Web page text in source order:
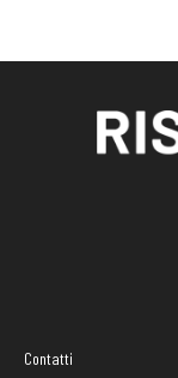
Contatti